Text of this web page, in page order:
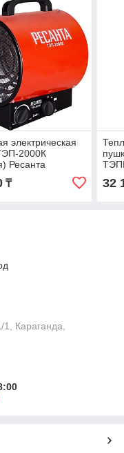
электрическая
2000К
Ресанта
₸ 32
1, Караганда,